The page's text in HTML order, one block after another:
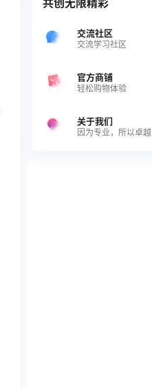
交流社区
交流学习社区
官方商铺
轻松购物体验
关于我们
因为专业，所以卓越